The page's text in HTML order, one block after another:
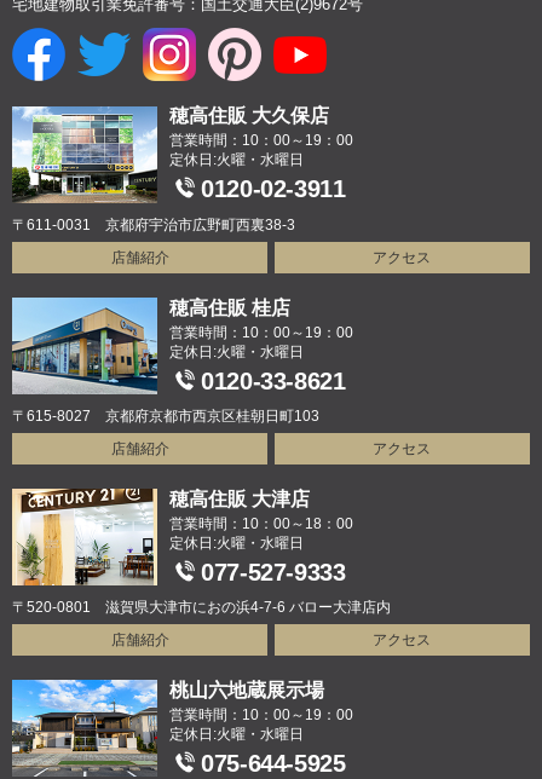
宅地建物取引業免許番号：国土交通大臣(2)9672号
穂高住販 大久保店
営業時間：10：00～19：00
定休日:火曜・水曜日
0120-02-3911
〒611-0031 京都府宇治市広野町西裏38-3
店舗紹介
アクセス
穂高住販 桂店
営業時間：10：00～19：00
定休日:火曜・水曜日
0120-33-8621
〒615-8027 京都府京都市西京区桂朝日町103
店舗紹介
アクセス
穂高住販 大津店
営業時間：10：00～18：00
定休日:火曜・水曜日
077-527-9333
〒520-0801 滋賀県大津市におの浜4-7-6 バロー大津店内
店舗紹介
アクセス
桃山六地蔵展示場
営業時間：10：00～19：00
定休日:火曜・水曜日
075-644-5925